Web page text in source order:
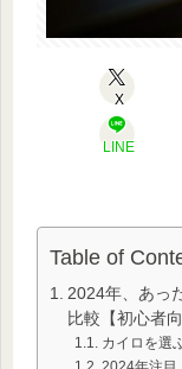
X
LINE
Table of
2024年、あっ
比較【初心者向
カイロを選